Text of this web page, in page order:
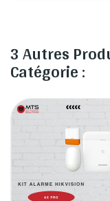
3 Autres
Catégorie :